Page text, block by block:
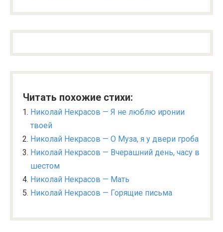
Читать похожие стихи:
Николай Некрасов — Я не люблю иронии
твоей
Николай Некрасов — О Муза, я у двери гроба
Николай Некрасов — Вчерашний день, часу в
шестом
Николай Некрасов — Мать
Николай Некрасов — Горящие письма